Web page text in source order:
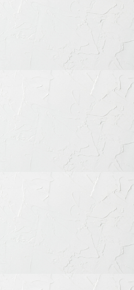
正） ～ 見えない矯正
トを装着することで、外側か
が特徴です。仕事上、人前
あることを知られたくない方
感や発音の変化、メンテナン
め、高度な技術と経験を要し
熟練した歯科医師が、個別に
。
矯正）」について詳しく見る